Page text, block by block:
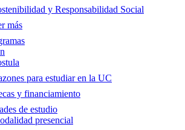
y Responsabilidad Social
más
para estudiar en la UC
y financiamiento
de estudio
presencial